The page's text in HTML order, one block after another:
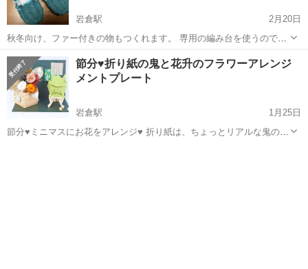
岩倉駅
2月20日
秋冬向け、ファー付きの物もつくれます。 専用の編み台を使うので、
驚くほどしっかり出来上がります。 編み台はお貸しします。編み台の
作り方もご指導します。 4月２０日（月） 13：00～16：00 １回で、...
愛知 岩倉駅 ワークショップ
節分♥折り紙の鬼と花升のフラワーアレンジ
メントプレート
岩倉駅
1月25日
節分♥ミニマスにお花をアレンジ♥ 折り紙は、ちょっとリアルな鬼のお